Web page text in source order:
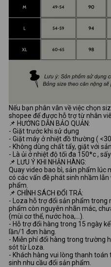
Nếu bạn phân vân về việc chọn
shopee để được hỗ trợ từ nhân
📌 HƯỚNG DẪN BẢO QUẢN:
- Giặt trước khi sử dụng
- Giặt máy ở nhiệt đồ thường (
- Không dùng chất tẩy, giặt với
- Là ủi ở nhiệt độ tối đa 150*c ,
📌 LƯU Ý KHI NHẬN HÀNG:
Quay video bao bì, sản phẩm lúc
có các vấn đề phát sinh nhầm
phẩm.
📌 CHÍNH SÁCH ĐỔI TRẢ:
- Loza hỗ trợ đổi sản phẩm trong
phẩm còn nguyên nhãn mác,
(mùi cơ thể, nước hoa,...).
- Hỗ trợ đổi hàng trong 15 ngày
lần/1 đơn hàng.
- Miễn phí đổi hàng trong trường
sót từ Loza.
- Khách hàng vui lòng thanh
sinh nhu cầu đổi sản phẩm.